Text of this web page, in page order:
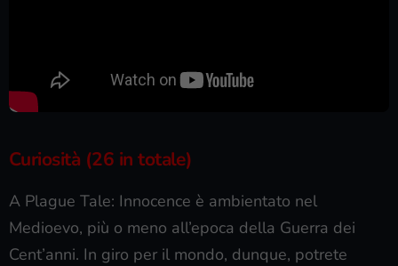
Curiosità (26 in totale)
A Plague Tale: Innocence è ambientato nel
Medioevo, più o meno all’epoca della Guerra dei
Cent’anni. In giro per il mondo, dunque, potrete